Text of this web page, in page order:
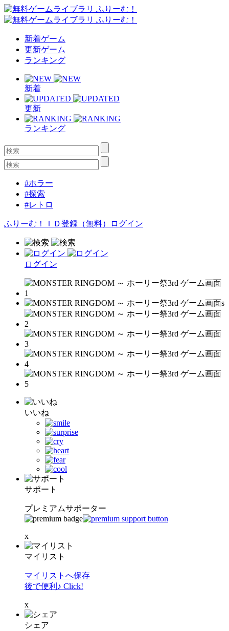
新着ゲーム
更新ゲーム
ランキング
新着
更新
ランキング
#ホラー
#探索
#レトロ
ふりーむ！ＩＤ登録（無料） ログイン
ログイン
いいね
サポート
プレミアムサポーター
x
マイリスト
マイリストへ保存
後で便利♪ Click!
x
シェア